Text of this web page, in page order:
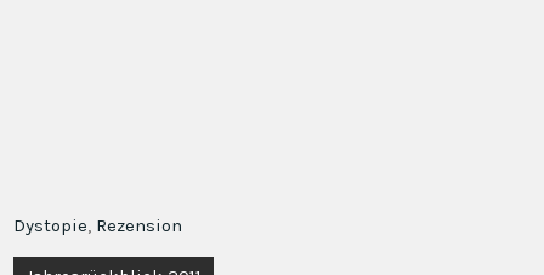
Dystopie, Rezension